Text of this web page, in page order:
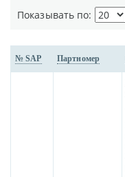
Показывать по:
№ SAP Партномер